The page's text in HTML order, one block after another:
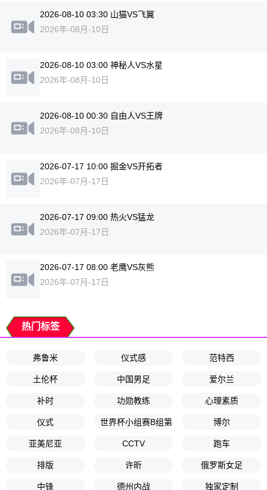
2026-08-10 03:30 山猫VS飞翼
2026年-08月-10日
2026-08-10 03:00 神秘人VS水星
2026年-08月-10日
2026-08-10 00:30 自由人VS王牌
2026年-08月-10日
2026-07-17 10:00 掘金VS开拓者
2026年-07月-17日
2026-07-17 09:00 热火VS猛龙
2026年-07月-17日
2026-07-17 08:00 老鹰VS灰熊
2026年-07月-17日
热门标签
弗鲁米 仪式感 范特西
土伦杯 中国男足 爱尔兰
补时 功勋教练 心理素质
仪式 世界杯小组赛B组第3轮 博尔
亚美尼亚 CCTV 跑车
排版 许昕 俄罗斯女足
中锋 德州内战 独家定制